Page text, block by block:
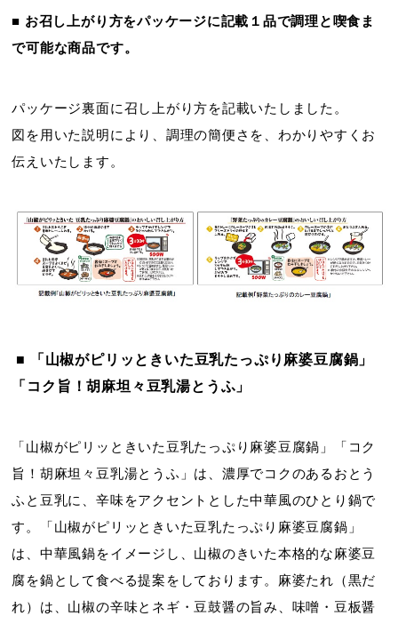
■ お召し上がり方をパッケージに記載１品で調理と喫食ま
で可能な商品です。
パッケージ裏面に召し上がり方を記載いたしました。
図を用いた説明により、調理の簡便さを、わかりやすくお
伝えいたします。
■ 「山椒がピリッときいた豆乳たっぷり麻婆豆腐鍋」
「コク旨！胡麻坦々豆乳湯とうふ」
「山椒がピリッときいた豆乳たっぷり麻婆豆腐鍋」「コク
旨！胡麻坦々豆乳湯とうふ」は、濃厚でコクのあるおとう
ふと豆乳に、辛味をアクセントとした中華風のひとり鍋で
す。「山椒がピリッときいた豆乳たっぷり麻婆豆腐鍋」
は、中華風鍋をイメージし、山椒のきいた本格的な麻婆豆
腐を鍋として食べる提案をしております。麻婆たれ（黒だ
れ）は、山椒の辛味とネギ・豆鼓醤の旨み、味噌・豆板醤